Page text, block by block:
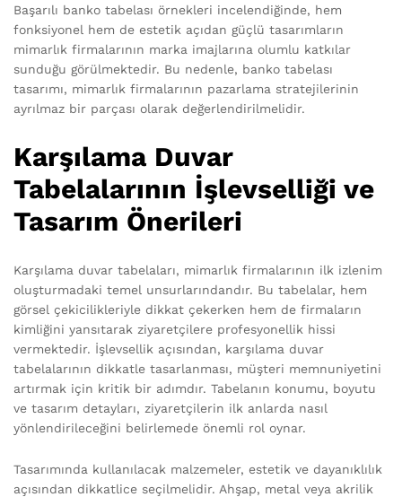
Başarılı banko tabelası örnekleri incelendiğinde, hem
fonksiyonel hem de estetik açıdan güçlü tasarımların
mimarlık firmalarının marka imajlarına olumlu katkılar
sunduğu görülmektedir. Bu nedenle, banko tabelası
tasarımı, mimarlık firmalarının pazarlama stratejilerinin
ayrılmaz bir parçası olarak değerlendirilmelidir.
Karşılama Duvar
Tabelalarının İşlevselliği ve
Tasarım Önerileri
Karşılama duvar tabelaları, mimarlık firmalarının ilk izlenim
oluşturmadaki temel unsurlarındandır. Bu tabelalar, hem
görsel çekicilikleriyle dikkat çekerken hem de firmaların
kimliğini yansıtarak ziyaretçilere profesyonellik hissi
vermektedir. İşlevsellik açısından, karşılama duvar
tabelalarının dikkatle tasarlanması, müşteri memnuniyetini
artırmak için kritik bir adımdır. Tabelanın konumu, boyutu
ve tasarım detayları, ziyaretçilerin ilk anlarda nasıl
yönlendirileceğini belirlemede önemli rol oynar.
Tasarımında kullanılacak malzemeler, estetik ve dayanıklılık
açısından dikkatlice seçilmelidir. Ahşap, metal veya akrilik